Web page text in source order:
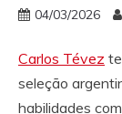
04/03/2026
Carlos Tévez
seleção
habilidades